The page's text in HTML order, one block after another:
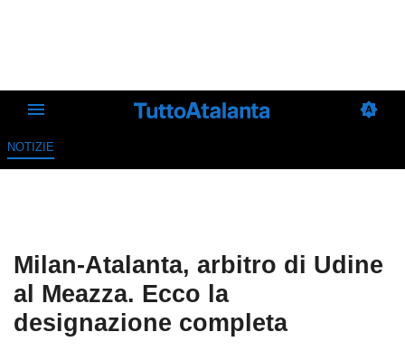
NOTIZIE
Milan-Atalanta, arbitro di Udine
al Meazza. Ecco la
designazione completa